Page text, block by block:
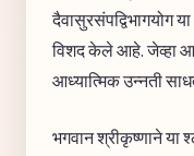
दैवासुरसंपद्विभागयोग
विशद केले आहे. जेव्हा
आध्यात्मिक उन्नती
भगवान श्रीकृष्णाने या